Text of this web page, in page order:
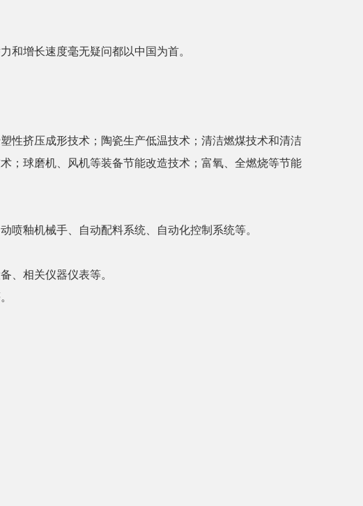
和增长速度毫无疑问都以中国为首。
性挤压成形技术；陶瓷生产低温技术；清洁燃煤技术和清洁
；球磨机、风机等装备节能改造技术；富氧、全燃烧等节能
喷釉机械手、自动配料系统、自动化控制系统等。
、相关仪器仪表等。